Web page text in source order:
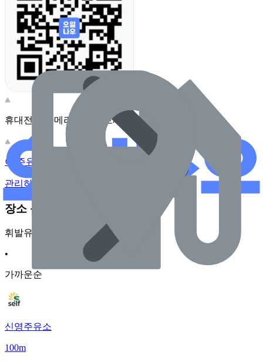
휴대전화 카메라로 찍어보세요
이 주유소의 사장님이신가요?
관리하기
장소 근처 주유소
휘발유
•
가까운순
신영주유소
100m